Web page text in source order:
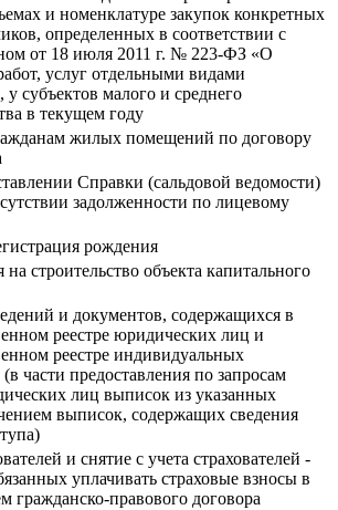
и номенклатуре закупок конкретных
определенных в соответствии с
от 18 июля 2011 г. № 223-ФЗ «О
услуг отдельными видами
субъектов малого и среднего
в текущем году
жилых помещений по договору
Справки (сальдовой ведомости)
задолженности по лицевому
рождения
строительство объекта капитального
и документов, содержащихся в
реестре юридических лиц и
реестре индивидуальных
части предоставления по запросам
лиц выписок из указанных
выписок, содержащих сведения
и снятие с учета страхователей -
уплачивать страховые взносы в
гражданско-правового договора